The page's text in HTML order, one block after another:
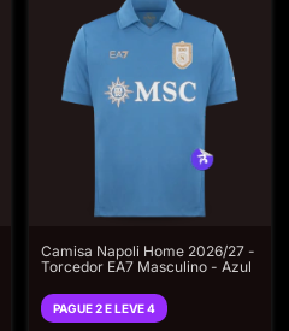
Camisa Napoli Home 2026/27 -
Torcedor EA7 Masculino - Azul
PAGUE 2 E LEVE 4